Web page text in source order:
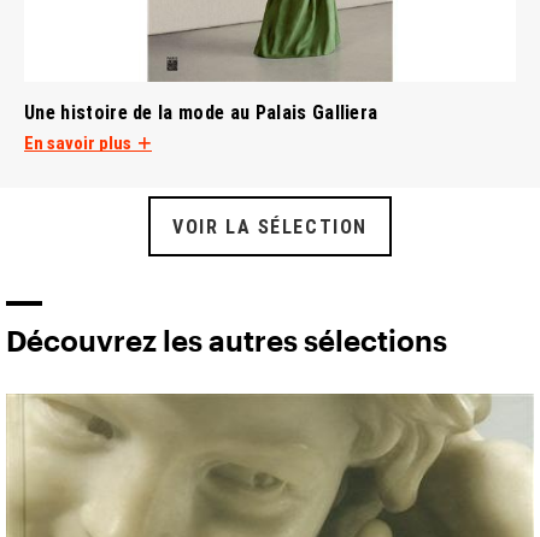
Une histoire de la mode au Palais Galliera
En savoir plus
VOIR LA SÉLECTION
Découvrez les autres sélections